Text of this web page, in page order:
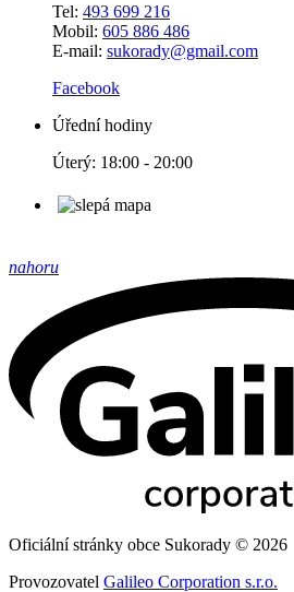
Tel: 493 699 216
Mobil: 605 886 486
E-mail: sukorady@gmail.com
Facebook
Úřední hodiny
Úterý: 18:00 - 20:00
nahoru
Oficiální stránky obce Sukorady © 2026
Provozovatel Galileo Corporation s.r.o.